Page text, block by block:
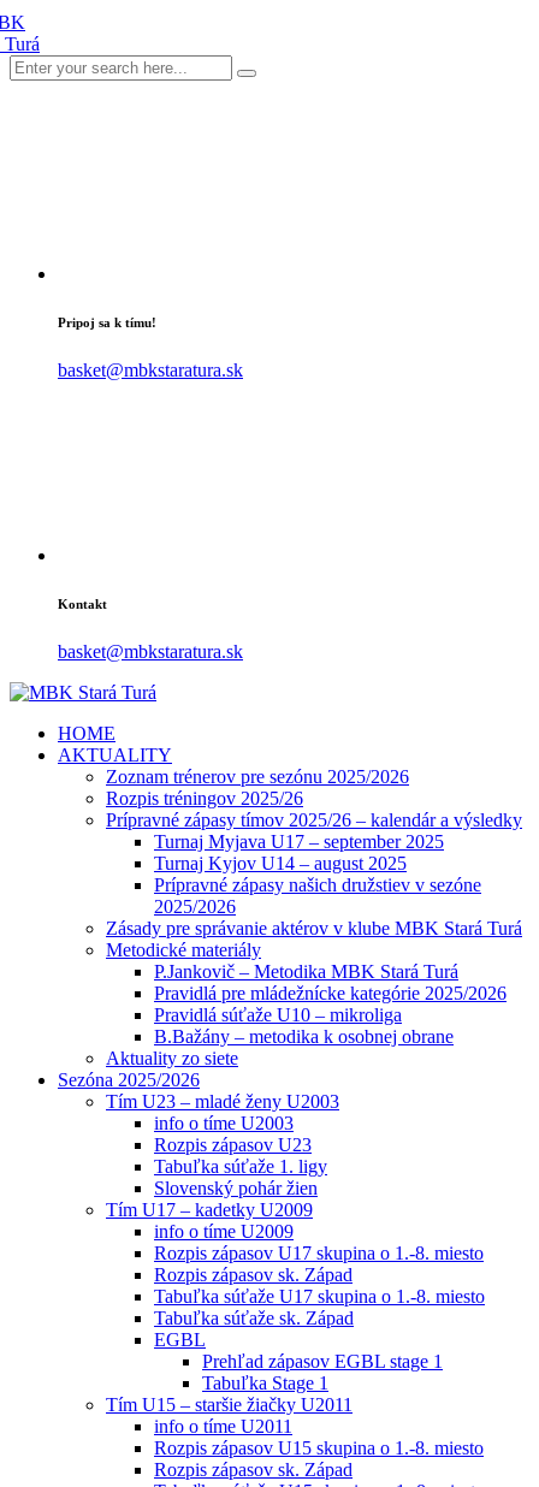
Pripoj sa k tímu!
basket@mbkstaratura.sk
Kontakt
basket@mbkstaratura.sk
HOME
AKTUALITY
Zoznam trénerov pre sezónu 2025/2026
Rozpis tréningov 2025/26
Prípravné zápasy tímov 2025/26 – kalendár a výsledky
Turnaj Myjava U17 – september 2025
Turnaj Kyjov U14 – august 2025
Prípravné zápasy našich družstiev v sezóne
2025/2026
Zásady pre správanie aktérov v klube MBK Stará Turá
Metodické materiály
P.Jankovič – Metodika MBK Stará Turá
Pravidlá pre mládežnícke kategórie 2025/2026
Pravidlá súťaže U10 – mikroliga
B.Bažány – metodika k osobnej obrane
Aktuality zo siete
Sezóna 2025/2026
Tím U23 – mladé ženy U2003
info o tíme U2003
Rozpis zápasov U23
Tabuľka súťaže 1. ligy
Slovenský pohár žien
Tím U17 – kadetky U2009
info o tíme U2009
Rozpis zápasov U17 skupina o 1.-8. miesto
Rozpis zápasov sk. Západ
Tabuľka súťaže U17 skupina o 1.-8. miesto
Tabuľka súťaže sk. Západ
EGBL
Prehľad zápasov EGBL stage 1
Tabuľka Stage 1
Tím U15 – staršie žiačky U2011
info o tíme U2011
Rozpis zápasov U15 skupina o 1.-8. miesto
Rozpis zápasov sk. Západ